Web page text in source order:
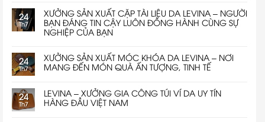
24
Th7
XƯỞNG SẢN XUẤT CẶP TÀI LIỆU DA LEVINA – NGƯỜI
BẠN ĐÁNG TIN CẬY LUÔN ĐỒNG HÀNH CÙNG SỰ
NGHIỆP CỦA BẠN
24
Th7
XƯỞNG SẢN XUẤT MÓC KHÓA DA LEVINA – NƠI
MANG ĐẾN MÓN QUÀ ẤN TƯỢNG, TINH TẾ
24
Th7
LEVINA – XƯỞNG GIA CÔNG TÚI VÍ DA UY TÍN
HÀNG ĐẦU VIỆT NAM